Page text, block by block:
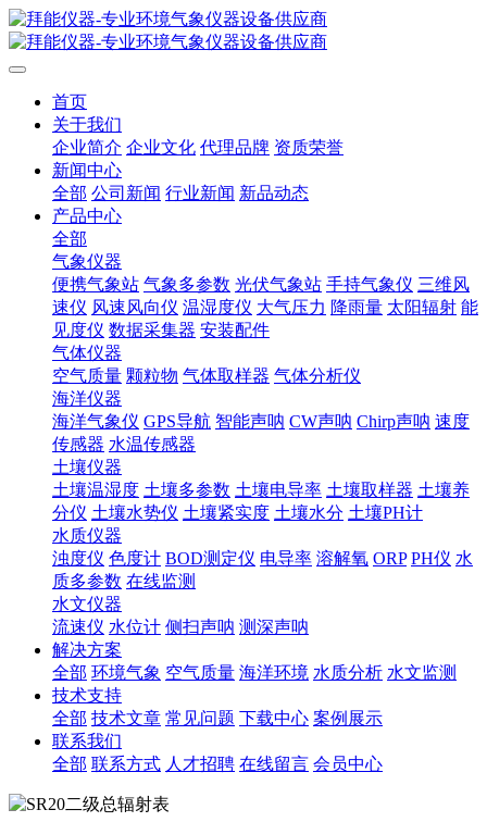
首页
关于我们
企业简介 企业文化 代理品牌 资质荣誉
新闻中心
全部 公司新闻 行业新闻 新品动态
产品中心
全部
气象仪器
便携气象站 气象多参数 光伏气象站 手持气象仪 三维风
速仪 风速风向仪 温湿度仪 大气压力 降雨量 太阳辐射 能
见度仪 数据采集器 安装配件
气体仪器
空气质量 颗粒物 气体取样器 气体分析仪
海洋仪器
海洋气象仪 GPS导航 智能声呐 CW声呐 Chirp声呐 速度
传感器 水温传感器
土壤仪器
土壤温湿度 土壤多参数 土壤电导率 土壤取样器 土壤养
分仪 土壤水势仪 土壤紧实度 土壤水分 土壤PH计
水质仪器
浊度仪 色度计 BOD测定仪 电导率 溶解氧 ORP PH仪 水
质多参数 在线监测
水文仪器
流速仪 水位计 侧扫声呐 测深声呐
解决方案
全部 环境气象 空气质量 海洋环境 水质分析 水文监测
技术支持
全部 技术文章 常见问题 下载中心 案例展示
联系我们
全部 联系方式 人才招聘 在线留言 会员中心